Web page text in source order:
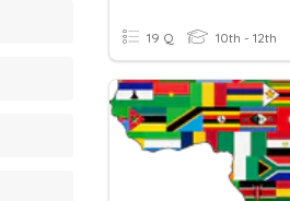
19 Q 10th - 12th